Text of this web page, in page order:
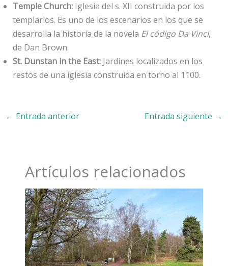
Temple Church:Iglesia del s. XII construida por los
templarios. Es uno de los escenarios en los que se
desarrolla la historia de la novela El código Da Vinci,
de Dan Brown.
St. Dunstan in the East:Jardines localizados en los
restos de una iglesia construida en torno al 1100.
← Entrada anterior Entrada siguiente →
Artículos relacionados